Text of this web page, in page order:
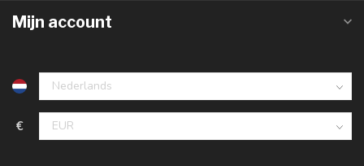
Mijn account
€